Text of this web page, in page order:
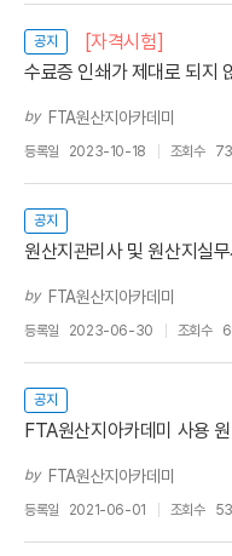
공지
[자격시험]
수료증 인쇄가 제대로 되지
by FTA원산지아카데미
등록일 2023-10-18 조회수
공지
원산지관리사 및 원산지실
by FTA원산지아카데미
등록일 2023-06-30 조회수
공지
FTA원산지아카데미 사용
by FTA원산지아카데미
등록일 2021-06-01 조회수